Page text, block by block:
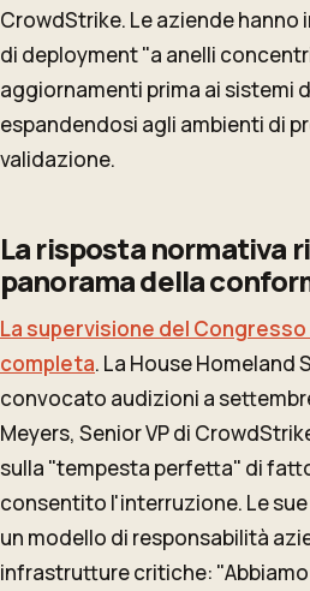
CrowdStrike. Le aziende
di deployment "a anelli
aggiornamenti prima ai sistemi
espandendosi agli ambienti di
validazione.
La risposta normativa
panorama della
La supervisione del
completa. La House Homeland
convocato audizioni a
Meyers, Senior VP di
sulla "tempesta perfetta" di
consentito l'interruzione. Le
un modello di responsabilità
infrastrutture critiche: